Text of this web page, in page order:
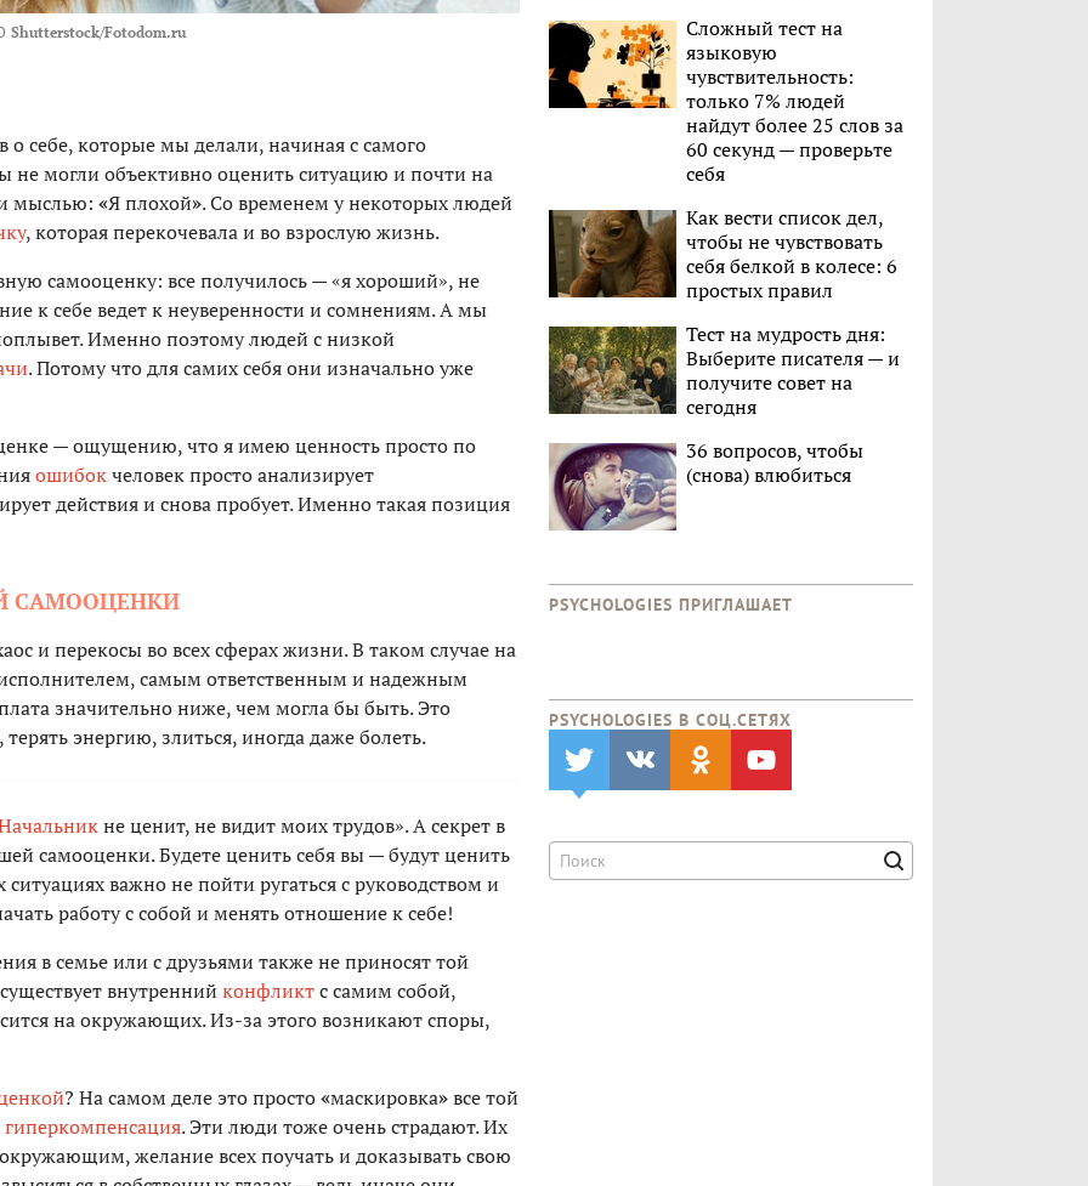
Shutterstock/Fotodom.ru
себе, которые мы делали, начиная с самого
не могли объективно оценить ситуацию и почти на
мыслью: «Я плохой». Со временем у некоторых людей
, которая перекочевала и во взрослую жизнь.
самооценку: все получилось — «я хороший», не
к себе ведет к неуверенности и сомнениям. А мы
Именно поэтому людей с низкой
. Потому что для самих себя они изначально уже
— ощущению, что я имею ценность просто по
ошибокчеловек просто анализирует
действия и снова пробует. Именно такая позиция
САМООЦЕНКИ
и перекосы во всех сферах жизни. В таком случае на
самым ответственным и надежным
значительно ниже, чем могла бы быть. Это
энергию, злиться, иногда даже болеть.
не ценит, не видит моих трудов». А секрет в
самооценки. Будете ценить себя вы — будут ценить
важно не пойти ругаться с руководством и
работу с собой и менять отношение к себе!
в семье или с друзьями также не приносят той
внутренний конфликтс самим собой,
на окружающих. Из-за этого возникают споры,
? На самом деле это просто«маскировка»все той
гиперкомпенсация. Эти люди тоже очень страдают. Их
желание всех поучать и доказывать свою
Сложный тест на
языковую
чувствительность:
только 7% людей
найдут более 25 слов за
60 секунд — проверьте
себя
Как вести список дел,
чтобы не чувствовать
себя белкой в колесе: 6
простых правил
Тест на мудрость дня:
Выберите писателя — и
получите совет на
сегодня
36 вопросов, чтобы
(снова) влюбиться
PSYCHOLOGIES ПРИГЛАШАЕТ
PSYCHOLOGIES В CОЦ.СЕТЯХ